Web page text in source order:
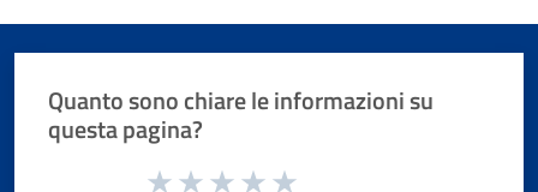
Quanto sono chiare le informazioni su
questa pagina?
Valuta da 1 a 5 stelle la pagina